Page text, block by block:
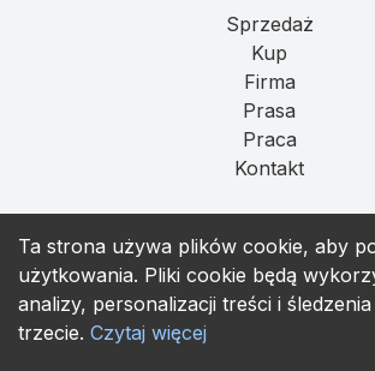
Ta strona używa plików cookie, aby
użytkowania. Pliki cookie będą
analizy, personalizacji treści i
trzecie. Czytaj więcej
Sprzedaż
Kup
Firma
Prasa
Praca
Kontakt
Prywatność
T&C
contact@bevmaq.com